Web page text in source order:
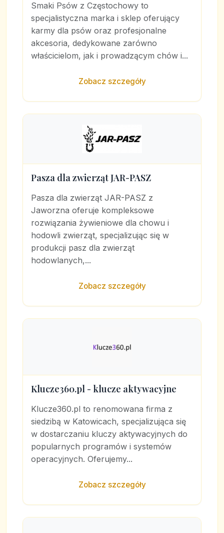
Smaki Psów z Częstochowy to
specjalistyczna marka i sklep oferujący
karmy dla psów oraz profesjonalne
akcesoria, dedykowane zarówno
właścicielom, jak i prowadzącym chów i...
Zobacz szczegóły
Pasza dla zwierząt JAR-PASZ
Pasza dla zwierząt JAR-PASZ z
Jaworzna oferuje kompleksowe
rozwiązania żywieniowe dla chowu i
hodowli zwierząt, specjalizując się w
produkcji pasz dla zwierząt
hodowlanych,...
Zobacz szczegóły
Klucze360.pl - klucze aktywacyjne
Klucze360.pl to renomowana firma z
siedzibą w Katowicach, specjalizująca się
w dostarczaniu kluczy aktywacyjnych do
popularnych programów i systemów
operacyjnych. Oferujemy...
Zobacz szczegóły